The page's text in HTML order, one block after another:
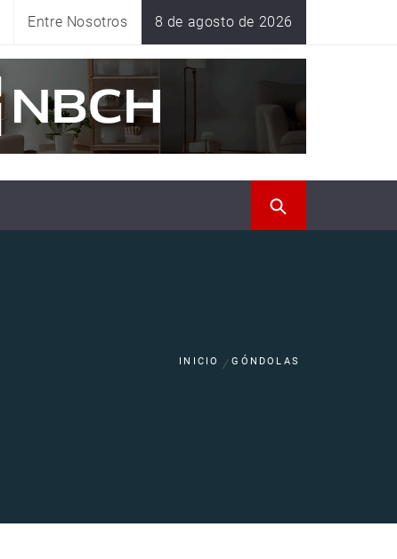
Entre Nosotros 8 de agosto de 2026
INICIO GÓNDOLAS